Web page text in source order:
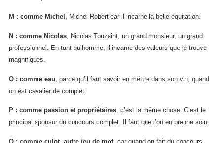
M : comme Michel , Michel Robert car il incarne la belle équitation.
N : comme Nicolas, Nicolas Touzaint, un grand monsieur, un grand
professionnel. En tant qu’homme, il incarne des valeurs que je trouve
magnifiques.
O : comme eau , parce qu’il faut savoir en mettre dans son vin, quand
on est cavalier de complet.
P : comme passion et propriétaires, c’est la même chose. C’est le
principal sponsor du concours complet. Il faut que l’on en prenne soin.
Q : comme culot, autre jeu de mot, car quand on fait du concours